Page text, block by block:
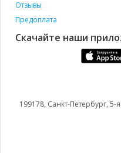
Отзывы
Предоплата
Скачайте наши
199178, Санкт-Петербург,